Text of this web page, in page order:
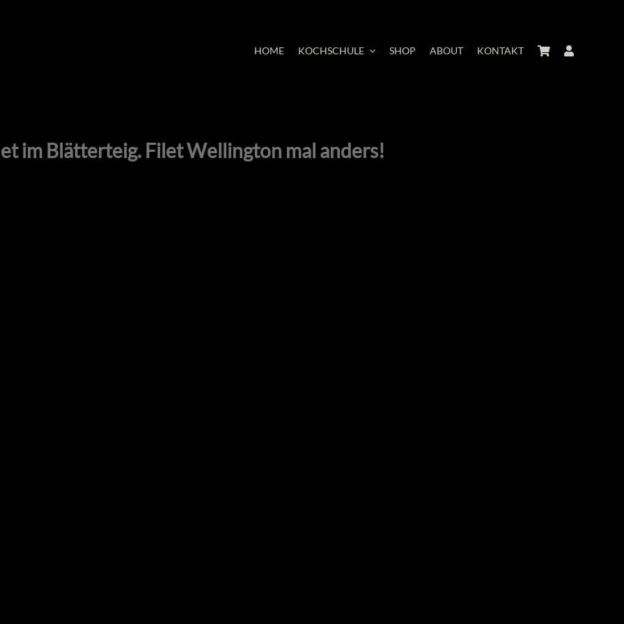
HOME KOCHSCHULE SHOP ABOUT KONTAKT
im Blätterteig. Filet Wellington mal anders!